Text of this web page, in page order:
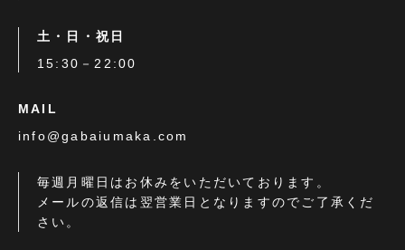
土・日・祝日
15:30－22:00
MAIL
info@gabaiumaka.com
毎週月曜日はお休みをいただいております。
メールの返信は翌営業日となりますのでご了承くだ
さい。